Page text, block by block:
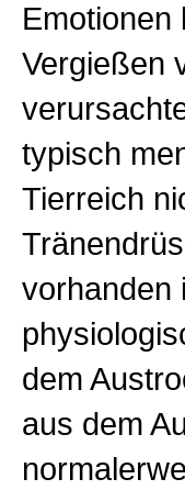
Emotionen
Vergießen
typisch
Tierreich
vorhanden
dem
aus dem